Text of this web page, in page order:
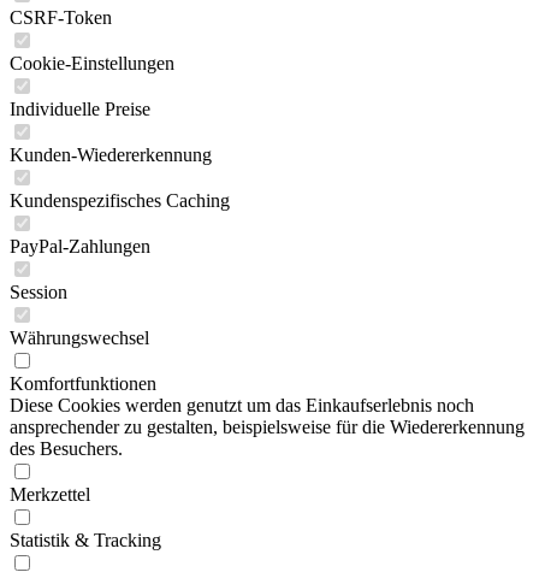
CSRF-Token
Cookie-Einstellungen
Individuelle Preise
Kunden-Wiedererkennung
Kundenspezifisches Caching
PayPal-Zahlungen
Session
Währungswechsel
Komfortfunktionen
Diese Cookies werden genutzt um das Einkaufserlebnis noch
ansprechender zu gestalten, beispielsweise für die Wiedererkennung
des Besuchers.
Merkzettel
Statistik & Tracking